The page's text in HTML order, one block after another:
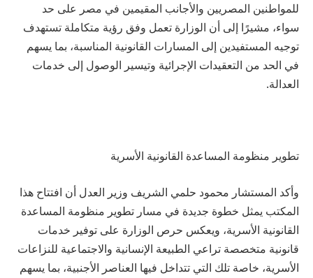
للمواطنين المصريين والأجانب المقيمين في مصر على حد
سواء، مشيرًا إلى أن الوزارة تعمل وفق رؤية متكاملة تستهدف
توجيه المستفيدين إلى المسارات القانونية المناسبة، بما يسهم
في الحد من التعقيدات الإجرائية وتيسير الوصول إلى خدمات
العدالة.
تطوير منظومة المساعدة القانونية الأسرية
وأكد المستشار محمود حلمي الشريف وزير العدل أن افتتاح هذا
المكتب يمثل خطوة جديدة في مسار تطوير منظومة المساعدة
القانونية الأسرية، ويعكس حرص الوزارة على توفير خدمات
قانونية متخصصة تراعي الطبيعة الإنسانية والاجتماعية للنزاعات
الأسرية، خاصة تلك التي تتداخل فيها العناصر الأجنبية، بما يسهم